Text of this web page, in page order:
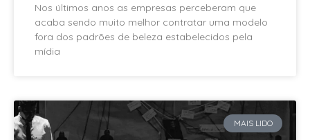
Nos últimos anos as empresas perceberam que
acaba sendo muito melhor contratar uma modelo
fora dos padrões de beleza estabelecidos pela
mídia
MAIS LIDO